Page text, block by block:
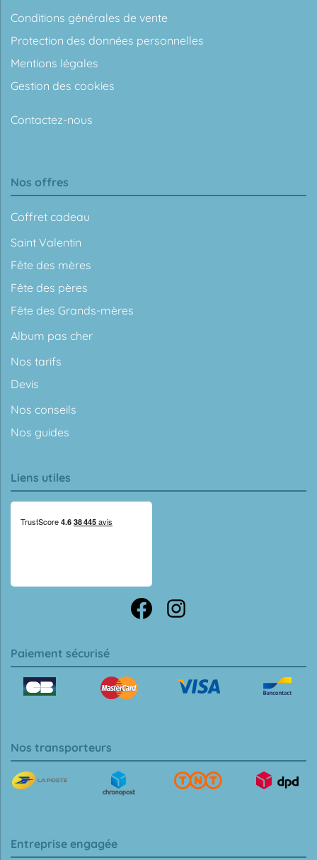
Conditions générales de vente
Protection des données personnelles
Mentions légales
Gestion des cookies
Contactez-nous
Nos offres
Coffret cadeau
Saint Valentin
Fête des mères
Fête des pères
Fête des Grands-mères
Album pas cher
Nos tarifs
Devis
Nos conseils
Nos guides
Liens utiles
Paiement sécurisé
Nos transporteurs
Entreprise engagée